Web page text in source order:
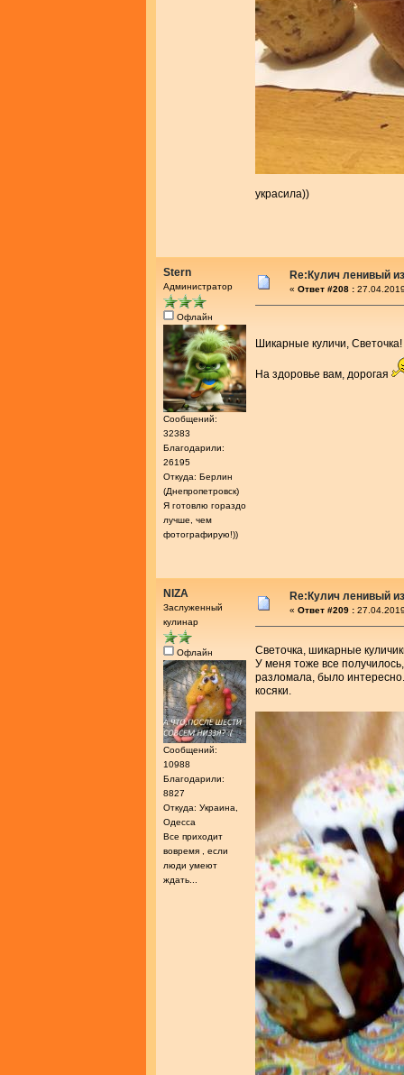
украсила))
Stern
Администратор
Офлайн
Сообщений:
32383
Благодарили:
26195
Откуда: Берлин
(Днепропетровск)
Я готовлю гораздо
лучше, чем
фотографирую!))
Re:Кулич ленивый
« Ответ #208 :
Шикарные куличи,
На здоровье вам, дорогая
NIZA
Заслуженный
кулинар
Офлайн
Сообщений:
10988
Благодарили:
8827
Откуда: Украина,
Одесса
Все приходит
вовремя , если
люди умеют
ждать...
Re:Кулич ленивый
« Ответ #209 :
Светочка, шикарные
У меня тоже все
разломала, было
косяки.